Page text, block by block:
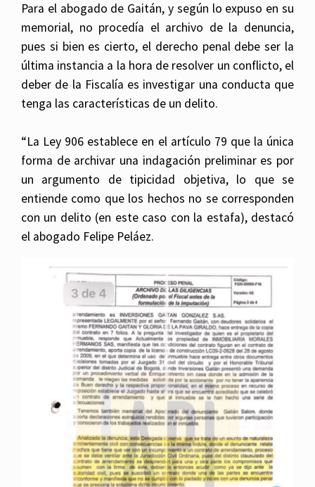
Para el abogado de Gaitán, y según lo expuso en su
memorial, no procedía el archivo de la denuncia,
pues si bien es cierto, el derecho penal debe ser la
última instancia a la hora de resolver un conflicto, el
deber de la Fiscalía es investigar una conducta que
tenga las características de un delito.
“La Ley 906 establece en el artículo 79 que la única
forma de archivar una indagación preliminar es por
un argumento de tipicidad objetiva, lo que se
entiende como que los hechos no se corresponden
con un delito (en este caso con la estafa), destacó
el abogado Felipe Peláez.